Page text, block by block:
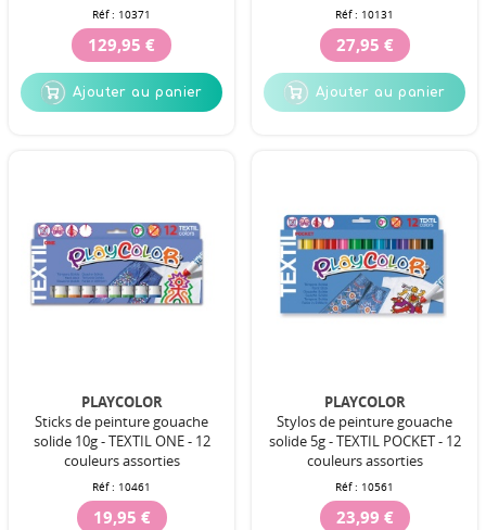
Réf : 10371
129,95 €
Ajouter au panier
Réf : 10131
27,95 €
Ajouter au panier
PLAYCOLOR
Sticks de peinture gouache
solide 10g - TEXTIL ONE - 12
couleurs assorties
Réf : 10461
19,95 €
PLAYCOLOR
Stylos de peinture gouache
solide 5g - TEXTIL POCKET - 12
couleurs assorties
Réf : 10561
23,99 €